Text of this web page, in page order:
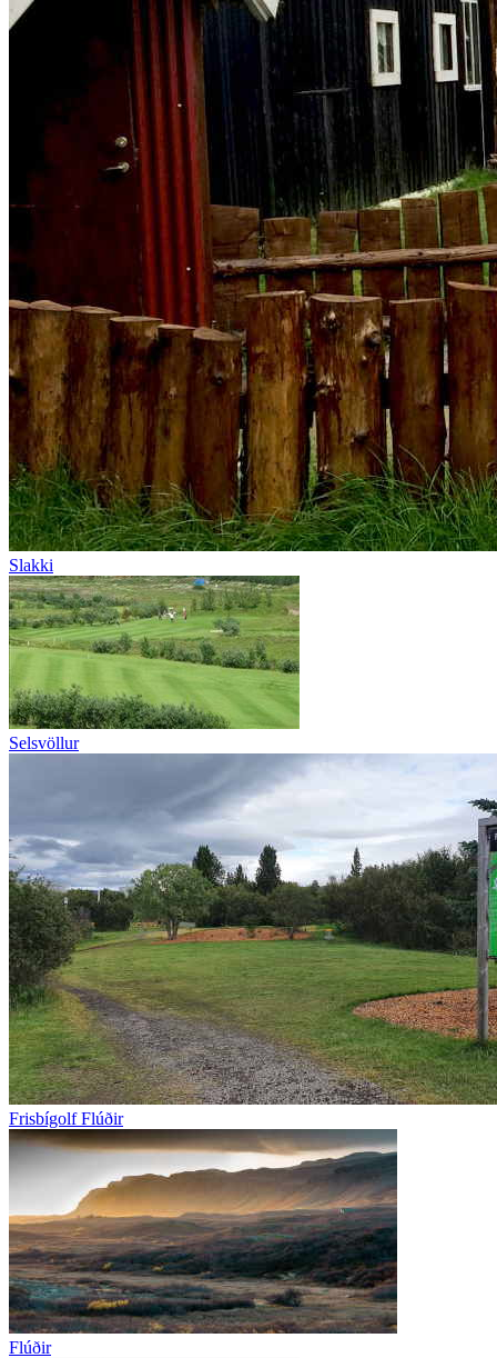
Slakki
Selsvöllur
Frisbígolf Flúðir
Flúðir